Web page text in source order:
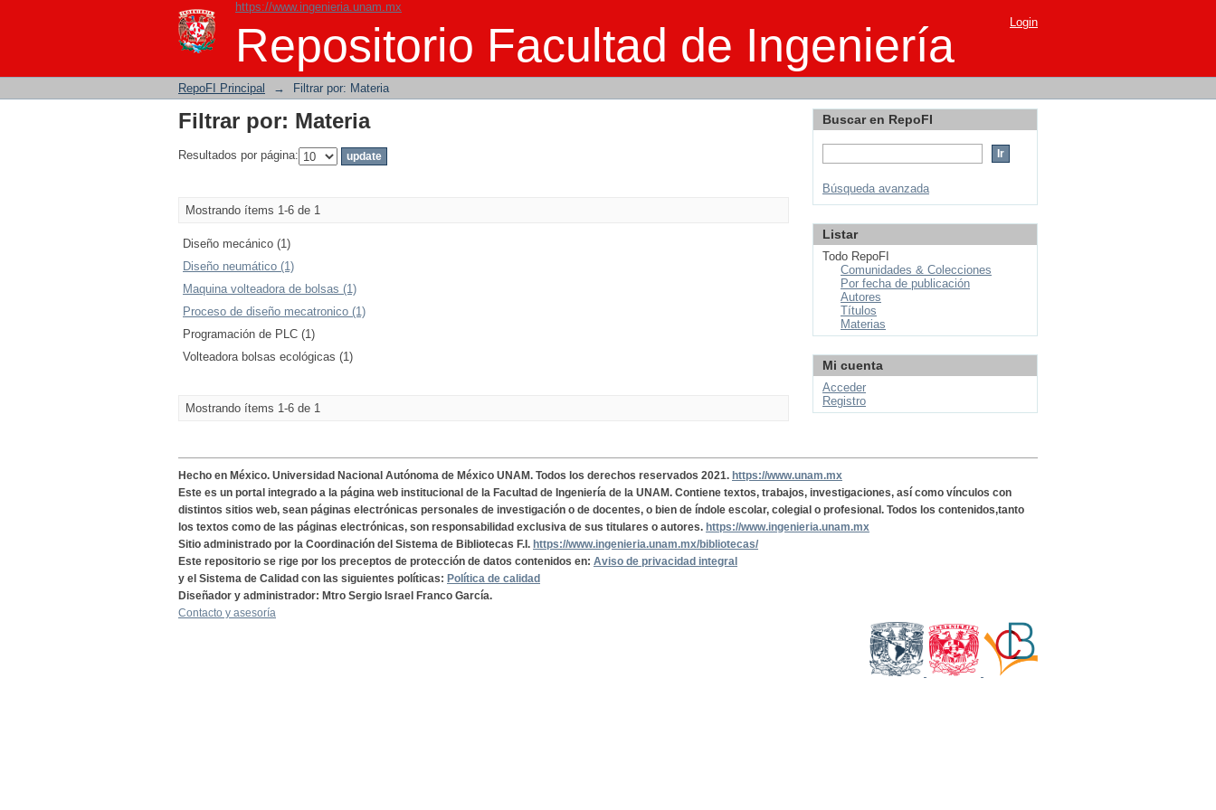
https://www.ingenieria.unam.mx
Repositorio Facultad de Ingeniería
Filtrar por: Materia Login
RepoFI Principal → Filtrar por: Materia
Filtrar por: Materia
Resultados por página:
Mostrando ítems 1-6 de 1
Diseño mecánico (1)
Diseño neumático (1)
Maquina volteadora de bolsas (1)
Proceso de diseño mecatronico (1)
Programación de PLC (1)
Volteadora bolsas ecológicas (1)
Mostrando ítems 1-6 de 1
Buscar en RepoFI
Búsqueda avanzada
Listar
Todo RepoFI
Comunidades & Colecciones
Por fecha de publicación
Autores
Títulos
Materias
Mi cuenta
Acceder
Registro
Hecho en México. Universidad Nacional Autónoma de México UNAM. Todos los derechos reservados 2021. https://www.unam.mx
Este es un portal integrado a la página web institucional de la Facultad de Ingeniería de la UNAM. Contiene textos, trabajos, investigaciones, así como vínculos con
distintos sitios web, sean páginas electrónicas personales de investigación o de docentes, o bien de índole escolar, colegial o profesional. Todos los contenidos,tanto
los textos como de las páginas electrónicas, son responsabilidad exclusiva de sus titulares o autores. https://www.ingenieria.unam.mx
Sitio administrado por la Coordinación del Sistema de Bibliotecas F.I. https://www.ingenieria.unam.mx/bibliotecas/
Este repositorio se rige por los preceptos de protección de datos contenidos en: Aviso de privacidad integral
y el Sistema de Calidad con las siguientes políticas: Política de calidad
Diseñador y administrador: Mtro Sergio Israel Franco García.
Contacto y asesoría